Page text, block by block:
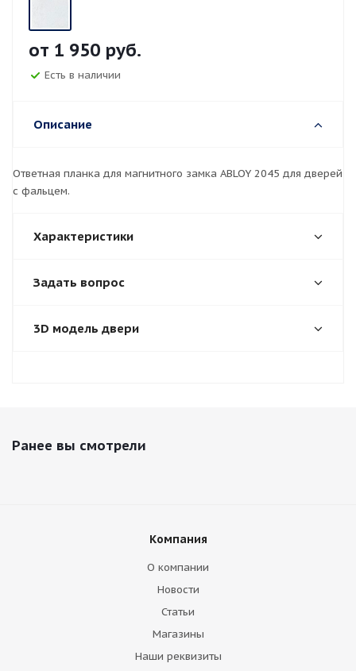
от 1 950 руб.
Есть в наличии
Описание
Ответная планка для магнитного замка ABLOY 2045 для дверей
с фальцем.
Характеристики
Задать вопрос
3D модель двери
Ранее вы смотрели
Компания
О компании
Новости
Статьи
Магазины
Наши реквизиты